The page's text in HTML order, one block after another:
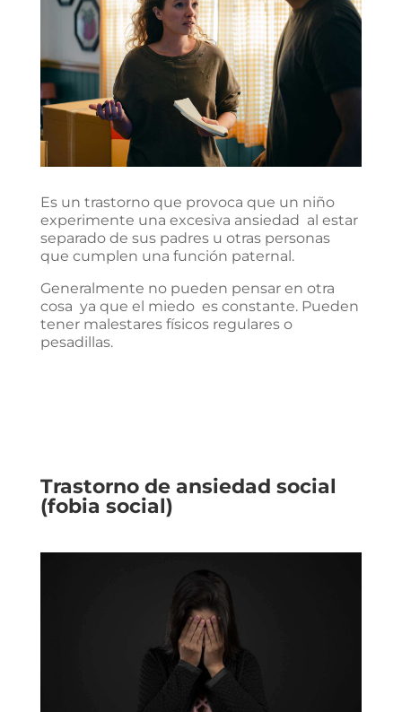
Es un trastorno que provoca que un niño
experimente una excesiva ansiedad al estar
separado de sus padres u otras personas
que cumplen una función paternal.
Generalmente no pueden pensar en otra
cosa ya que el miedo es constante. Pueden
tener malestares físicos regulares o
pesadillas.
Trastorno de ansiedad social
(fobia social)